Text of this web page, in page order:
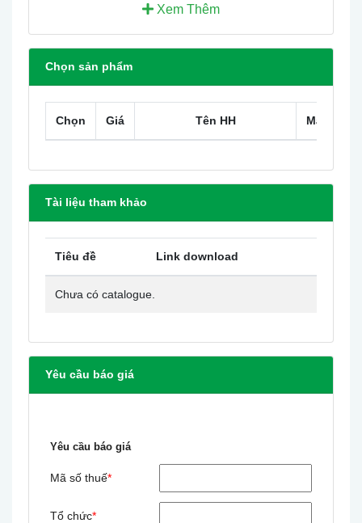
Nhanh và chính xác
Y khoa
Công nghiệp
Phòng thí nghiệm
Xem Thêm
Chọn sản phẩm
Chọn Giá Tên HH Mã HH
Tài liệu tham khảo
Tiêu đề Link download
Chưa có catalogue.
Yêu cầu báo giá
Yêu cầu báo giá
Mã số thuế*
Tổ chức*